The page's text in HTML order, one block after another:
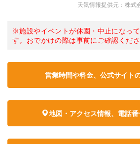
天気情報提供元：株式
※施設やイベントが休園・中止になっ
す。おでかけの際は事前にご確認くださ
営業時間や料金、公式サイト
地図・アクセス情報、電話